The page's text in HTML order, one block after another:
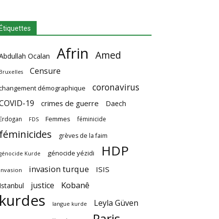
Ocalan Afrin Amed
Censure
démographique coronavirus
19 crimes de guerre Daech
FDS Femmes féminicide
grèves de la faim
Kurde génocide yézidi HDP
invasion turque ISIS
justice Kobanê
langue kurde Leyla Güven